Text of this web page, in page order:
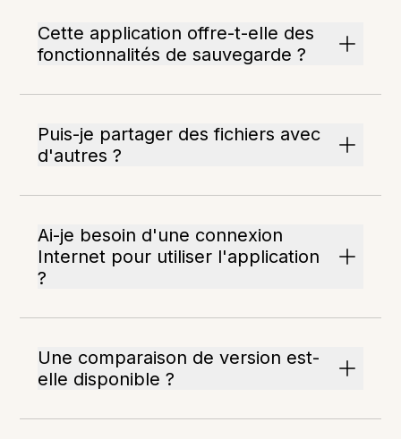
Cette application offre-t-elle des
fonctionnalités de sauvegarde ?
Puis-je partager des fichiers avec
d'autres ?
Ai-je besoin d'une connexion
Internet pour utiliser l'application
?
Une comparaison de version est-
elle disponible ?